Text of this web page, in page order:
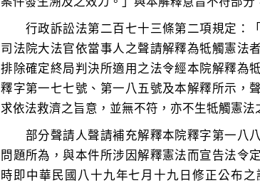
行政訴訟法第二百七十三條第二項規定：
司法院大法官依當事人之聲請解釋為牴觸憲法
排除確定終局判決所適用之法令經本院解釋為
釋字第一七七號、第一八五號及本解釋所示，
部分聲請人聲請補充解釋本院釋字第一八
問題所為，與本件所涉因解釋憲法而宣告法令
時即中華民國八十九年七月十九日修正公布